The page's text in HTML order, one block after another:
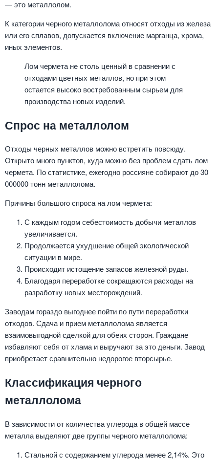
— это металлолом.
К категории черного металлолома относят отходы из железа
или его сплавов, допускается включение марганца, хрома,
иных элементов.
Лом чермета не столь ценный в сравнении с
отходами цветных металлов, но при этом
остается высоко востребованным сырьем для
производства новых изделий.
Спрос на металлолом
Отходы черных металлов можно встретить повсюду.
Открыто много пунктов, куда можно без проблем сдать лом
чермета. По статистике, ежегодно россияне собирают до 30
000000 тонн металлолома.
Причины большого спроса на лом чермета:
С каждым годом себестоимость добычи металлов
увеличивается.
Продолжается ухудшение общей экологической
ситуации в мире.
Происходит истощение запасов железной руды.
Благодаря переработке сокращаются расходы на
разработку новых месторождений.
Заводам гораздо выгоднее пойти по пути переработки
отходов. Сдача и прием металлолома является
взаимовыгодной сделкой для обеих сторон. Граждане
избавляют себя от хлама и выручают за это деньги. Завод
приобретает сравнительно недорогое вторсырье.
Классификация черного
металлолома
В зависимости от количества углерода в общей массе
металла выделяют две группы черного металлолома:
Стальной с содержанием углерода менее 2,14%. Это